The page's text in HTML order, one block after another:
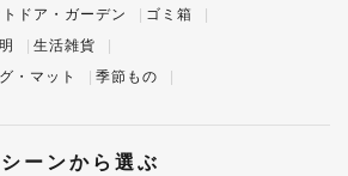
ドア・ガーデン
ゴミ箱
生活雑貨
・マット 季節もの
シーンから選ぶ